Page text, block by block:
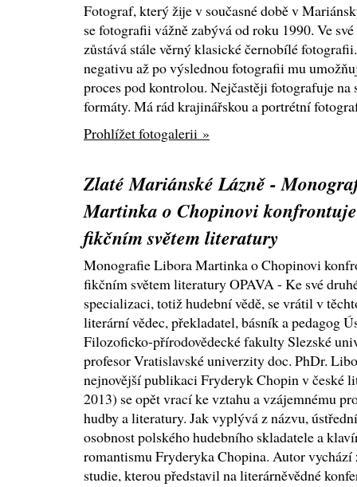
Fotograf, který žije v současné době v
se fotografii vážně zabývá od roku 1990. Ve
zůstává stále věrný klasické černobílé
negativu až po výslednou fotografii mu
proces pod kontrolou. Nejčastěji fotografuje na
formáty. Má rád krajinářskou a portrétní
Prohlížet fotogalerii »
Zlaté Mariánské Lázně -
Martinka o Chopinovi
fikčním světem literatury
Monografie Libora Martinka o Chopinovi
fikčním světem literatury OPAVA - Ke své
specializaci, totiž hudební vědě, se vrátil v
literární vědec, překladatel, básník a pedagog
Filozoficko-přírodovědecké fakulty Slezské
profesor Vratislavské univerzity doc. PhDr.
nejnovější publikaci Fryderyk Chopin v české
2013) se opět vrací ke vztahu a vzájemnému
hudby a literatury. Jak vyplývá z názvu,
osobnost polského hudebního skladatele a
romantismu Fryderyka Chopina. Autor vychází
studie, kterou představil na literárněvědné